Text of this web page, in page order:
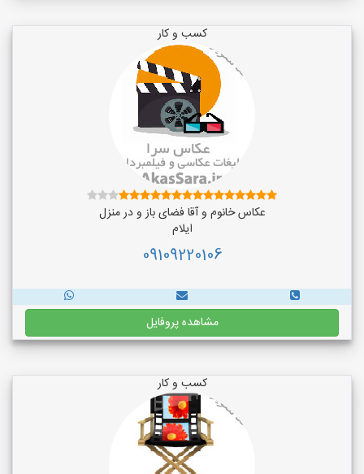
کسب و کار
عکاس خانوم و آقا فضای باز و در منزل
ایلام
09109220106
مشاهده پروفایل
کسب و کار